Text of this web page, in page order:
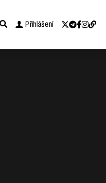
Přihlášení